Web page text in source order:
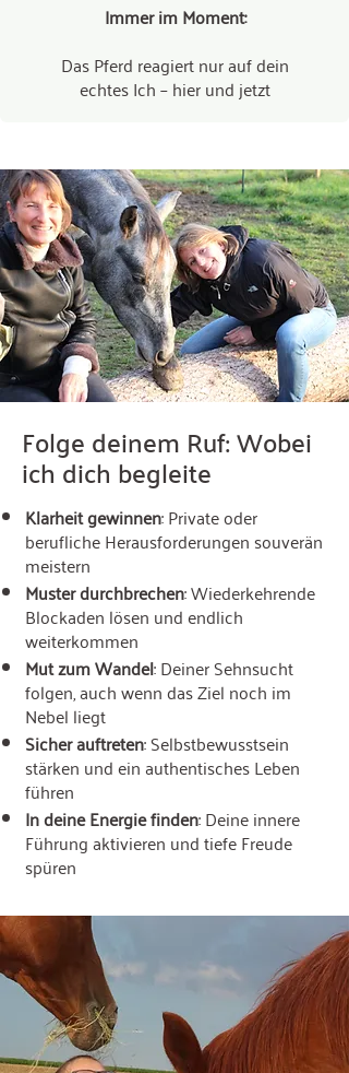
Immer im Moment:
Das Pferd reagiert nur auf dein
echtes Ich – hier und jetzt
Folge deinem Ruf: Wobei
ich dich begleite
Klarheit gewinnen: Private oder
berufliche Herausforderungen souverän
meistern
Muster durchbrechen: Wiederkehrende
Blockaden lösen und endlich
weiterkommen
Mut zum Wandel: Deiner Sehnsucht
folgen, auch wenn das Ziel noch im
Nebel liegt
Sicher auftreten: Selbstbewusstsein
stärken und ein authentisches Leben
führen
In deine Energie finden: Deine innere
Führung aktivieren und tiefe Freude
spüren